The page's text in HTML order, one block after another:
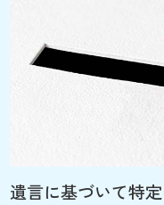
遺言に基づいて特